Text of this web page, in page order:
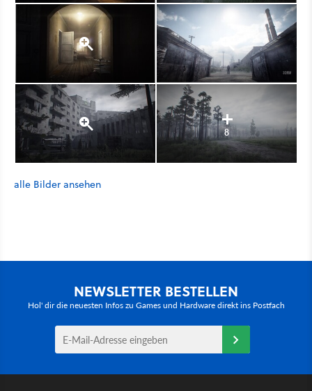
8
alle Bilder ansehen
NEWSLETTER BESTELLEN
Hol' dir die neuesten Infos zu Games und Hardware direkt ins Postfach